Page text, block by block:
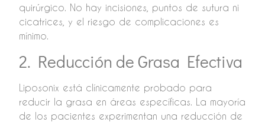
quirúrgico. No hay incisiones, puntos de sutura ni
cicatrices, y el riesgo de complicaciones es
mínimo.
2. Reducción de Grasa Efectiva
Liposonix está clínicamente probado para
reducir la grasa en áreas específicas. La mayoría
de los pacientes experimentan una reducción de